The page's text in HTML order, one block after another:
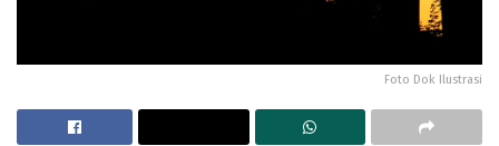
Foto Dok Ilustrasi